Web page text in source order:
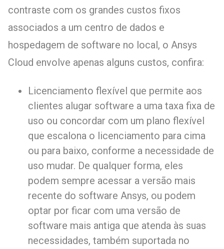
contraste com os grandes custos fixos
associados a um centro de dados e
hospedagem de software no local, o Ansys
Cloud envolve apenas alguns custos, confira:
Licenciamento flexível que permite aos
clientes alugar software a uma taxa fixa de
uso ou concordar com um plano flexível
que escalona o licenciamento para cima
ou para baixo, conforme a necessidade de
uso mudar. De qualquer forma, eles
podem sempre acessar a versão mais
recente do software Ansys, ou podem
optar por ficar com uma versão de
software mais antiga que atenda às suas
necessidades, também suportada no